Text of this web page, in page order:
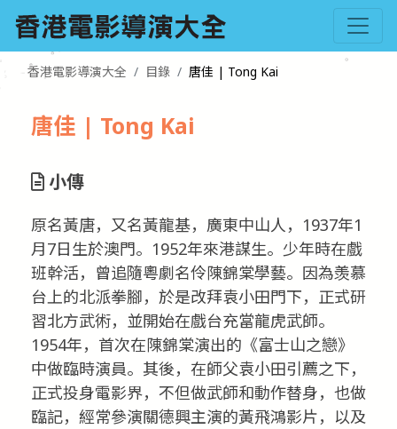
香港電影導演大全 目錄 唐佳 | Tong Kai
唐佳 | Tong Kai
小傳
原名黃唐，又名黃龍基，廣東中山人，1937年1
月7日生於澳門。1952年來港謀生。少年時在戲
班幹活，曾追隨粵劇名伶陳錦棠學藝。因為羡慕
台上的北派拳腳，於是改拜袁小田門下，正式研
習北方武術，並開始在戲台充當龍虎武師。
1954年，首次在陳錦棠演出的《富士山之戀》
中做臨時演員。其後，在師父袁小田引薦之下，
正式投身電影界，不但做武師和動作替身，也做
臨記，經常參演關德興主演的黃飛鴻影片，以及